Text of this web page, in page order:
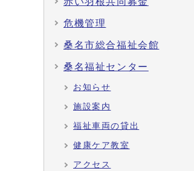
危機管理
桑名市総合福祉会館
桑名福祉センター
お知らせ
施設案内
福祉車両の貸出
健康ケア教室
アクセス